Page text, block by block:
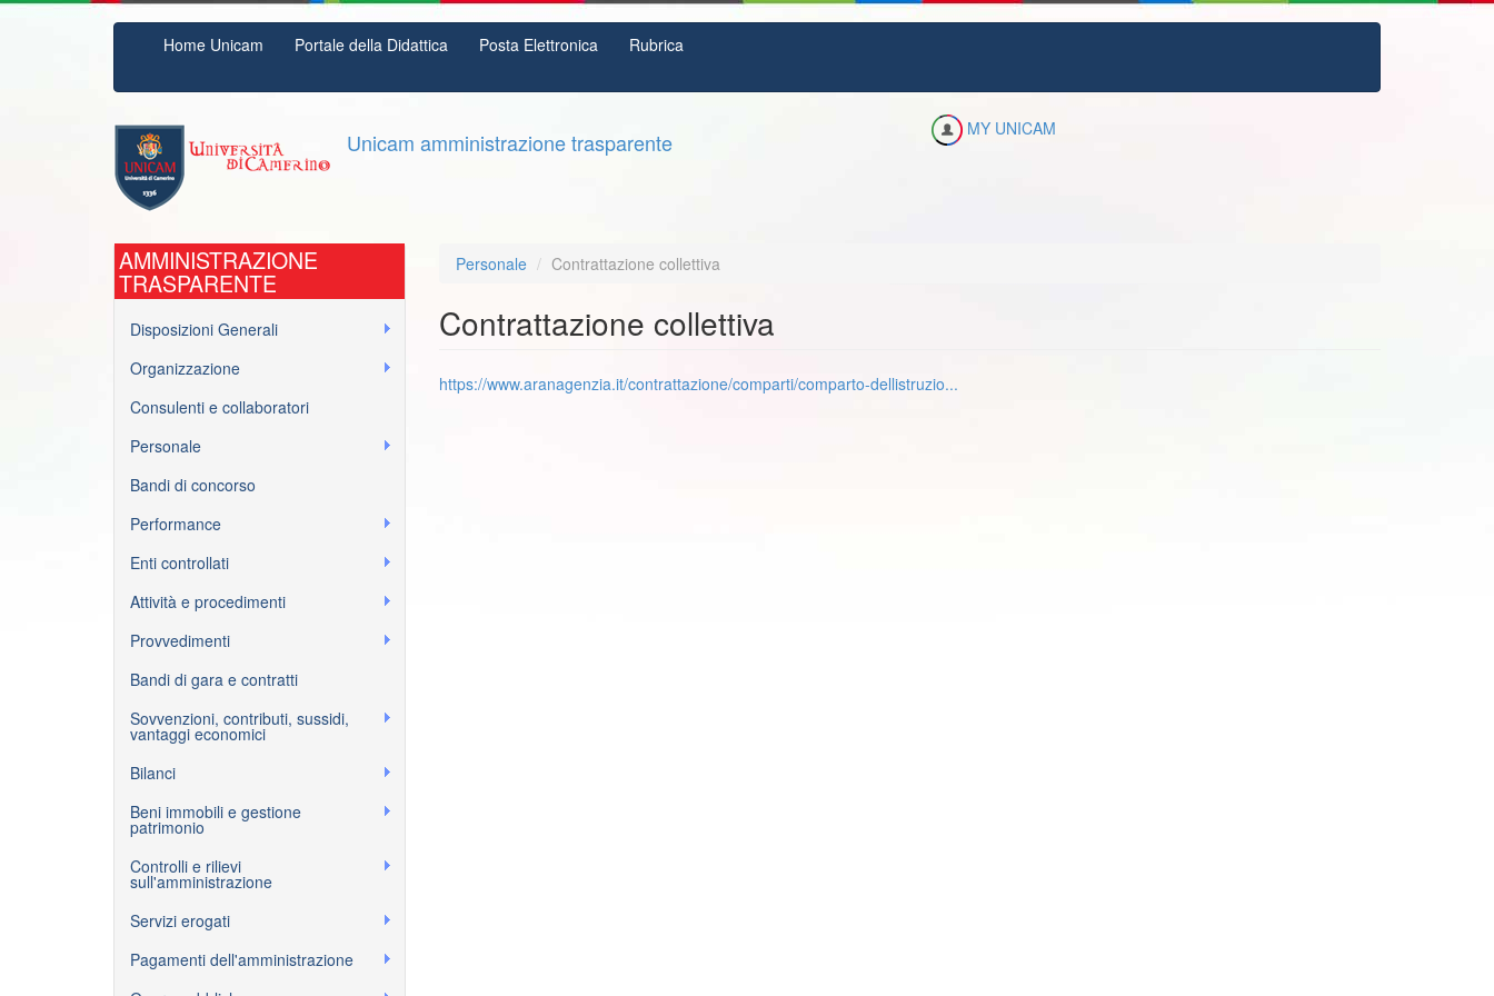
Home Unicam Portale della Didattica Posta Elettronica Rubrica
Unicam amministrazione trasparente
MY UNICAM
AMMINISTRAZIONE
TRASPARENTE
Disposizioni Generali
Organizzazione
Consulenti e collaboratori
Personale
Bandi di concorso
Performance
Enti controllati
Attività e procedimenti
Provvedimenti
Bandi di gara e contratti
Sovvenzioni, contributi, sussidi,
vantaggi economici
Bilanci
Beni immobili e gestione
patrimonio
Controlli e rilievi
sull'amministrazione
Servizi erogati
Pagamenti dell'amministrazione
Personale Contrattazione collettiva
Contrattazione collettiva
https://www.aranagenzia.it/contrattazione/comparti/comparto-dellistruzio...